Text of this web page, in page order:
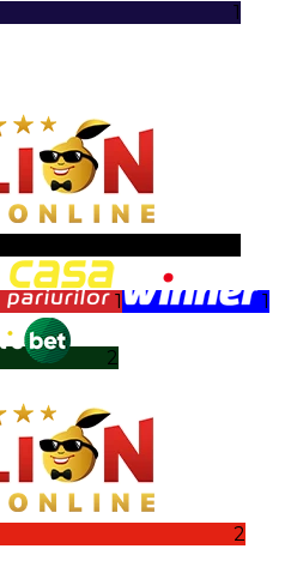
1
1 1
2
2